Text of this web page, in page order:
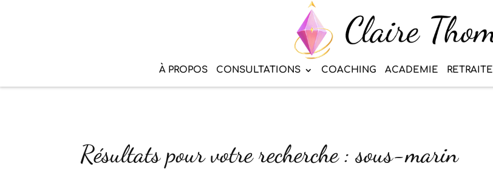
À PROPOS CONSULTATIONS COACHING ACADEMIE RETRAITE
Résultats pour votre recherche : sous-marin